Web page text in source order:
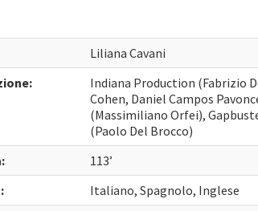
Liliana Cavani
Indiana Production (Fabrizio
Cohen, Daniel Campos
(Massimiliano Orfei),
(Paolo Del Brocco)
113’
Italiano, Spagnolo, Inglese